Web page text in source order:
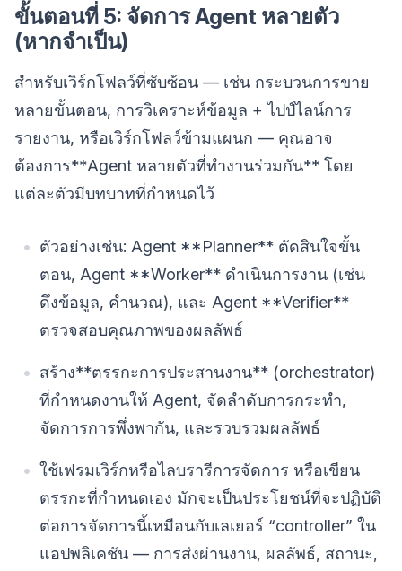
ขั้นตอนที่ 5: จัดการ Agent หลายตัว
(หากจำเป็น)
สำหรับเวิร์กโฟลว์ที่ซับซ้อน — เช่น กระบวนการขาย
หลายขั้นตอน, การวิเคราะห์ข้อมูล + ไปป์ไลน์การ
รายงาน, หรือเวิร์กโฟลว์ข้ามแผนก — คุณอาจ
ต้องการ**Agent หลายตัวที่ทำงานร่วมกัน** โดย
แต่ละตัวมีบทบาทที่กำหนดไว้
ตัวอย่างเช่น: Agent **Planner** ตัดสินใจขั้น
ตอน, Agent **Worker** ดำเนินการงาน (เช่น
ดึงข้อมูล, คำนวณ), และ Agent **Verifier**
ตรวจสอบคุณภาพของผลลัพธ์
สร้าง**ตรรกะการประสานงาน** (orchestrator)
ที่กำหนดงานให้ Agent, จัดลำดับการกระทำ,
จัดการการพึ่งพากัน, และรวบรวมผลลัพธ์
ใช้เฟรมเวิร์กหรือไลบรารีการจัดการ หรือเขียน
ตรรกะที่กำหนดเอง มักจะเป็นประโยชน์ที่จะปฏิบัติ
ต่อการจัดการนี้เหมือนกับเลเยอร์ “controller” ใน
แอปพลิเคชัน — การส่งผ่านงาน, ผลลัพธ์, สถานะ,